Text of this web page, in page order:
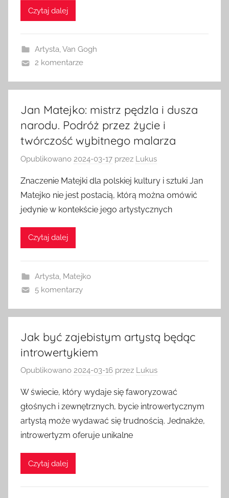
Czytaj dalej
Artysta,Van Gogh
2 komentarze
Jan Matejko: mistrz pędzla i dusza
narodu. Podróż przez życie i
twórczość wybitnego malarza
Opublikowano 2024-03-17 przez Lukus
Znaczenie Matejki dla polskiej kultury i sztuki Jan
Matejko nie jest postacią, którą można omówić
jedynie w kontekście jego artystycznych
Czytaj dalej
Artysta Matejko
5 komentarzy
Jak być zajebistym artystą będąc
introwertykiem
Opublikowano 2024-03-16 przez Lukus
W świecie, który wydaje się faworyzować
głośnych i zewnętrznych, bycie introwertycznym
artystą może wydawać się trudnością. Jednakże,
introwertyzm oferuje unikalne
Czytaj dalej